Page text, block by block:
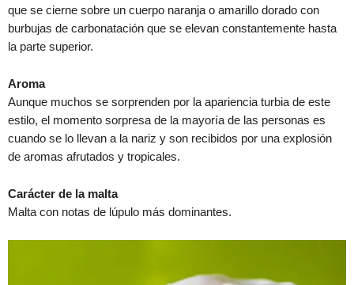
que se cierne sobre un cuerpo naranja o amarillo dorado con
burbujas de carbonatación que se elevan constantemente hasta
la parte superior.
Aroma
Aunque muchos se sorprenden por la apariencia turbia de este
estilo, el momento sorpresa de la mayoría de las personas es
cuando se lo llevan a la nariz y son recibidos por una explosión
de aromas afrutados y tropicales.
Carácter de la malta
Malta con notas de lúpulo más dominantes.